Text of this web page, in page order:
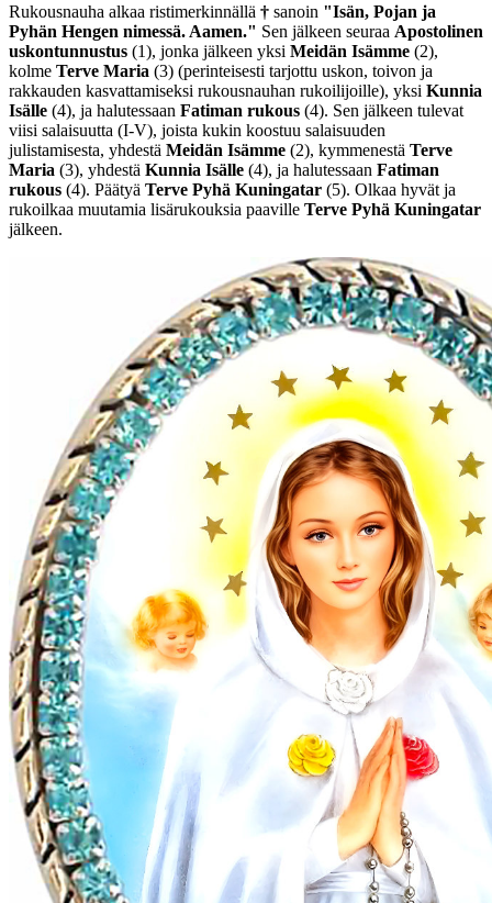
Rukousnauha alkaa ristimerkinnällä † sanoin "Isän, Pojan ja
Pyhän Hengen nimessä. Aamen." Sen jälkeen seuraa Apostolinen
uskontunnustus (1), jonka jälkeen yksi Meidän Isämme (2),
kolme Terve Maria (3) (perinteisesti tarjottu uskon, toivon ja
rakkauden kasvattamiseksi rukousnauhan rukoilijoille), yksi Kunnia
Isälle (4), ja halutessaan Fatiman rukous (4). Sen jälkeen tulevat
viisi salaisuutta (I-V), joista kukin koostuu salaisuuden
julistamisesta, yhdestä Meidän Isämme (2), kymmenestä Terve
Maria (3), yhdestä Kunnia Isälle (4), ja halutessaan Fatiman
rukous (4). Päätyä Terve Pyhä Kuningatar (5). Olkaa hyvät ja
rukoilkaa muutamia lisärukouksia paaville Terve Pyhä Kuningatar
jälkeen.